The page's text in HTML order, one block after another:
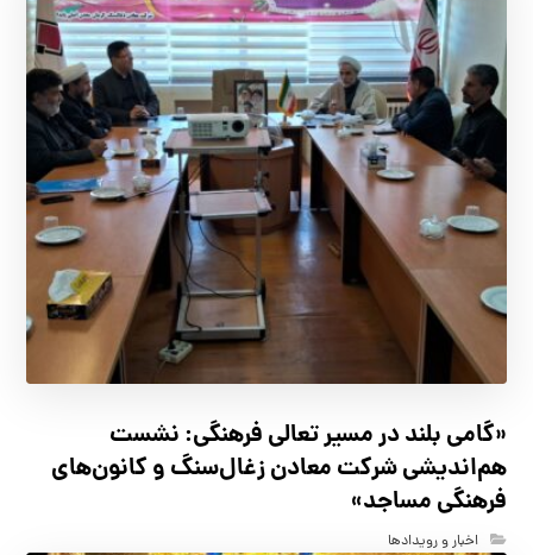
«گامی بلند در مسیر تعالی فرهنگی: نشست
هم‌اندیشی شرکت معادن زغال‌سنگ و کانون‌های
فرهنگی مساجد»
اخبار و رویدادها